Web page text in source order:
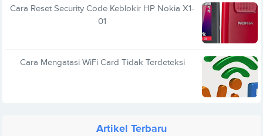
Cara Reset Security Code Keblokir HP Nokia X1-
01
Cara Mengatasi WiFi Card Tidak Terdeteksi
Artikel Terbaru